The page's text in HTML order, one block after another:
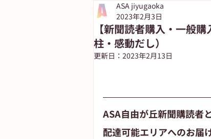
連載 教育・受験
朝日新聞出版
【新聞読者購入・一般
柱・感動だし）
ASA jiyugaoka
2023年2月3日
更新日： 2023年2月13日
ASA自由が丘新聞購読者
配達可能エリアへのお届